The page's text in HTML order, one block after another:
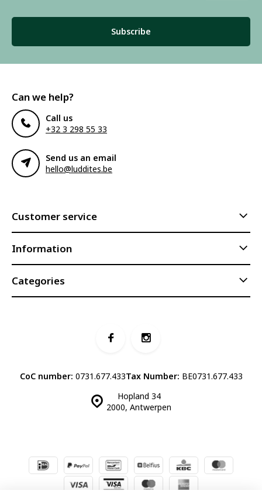
Subscribe
Can we help?
Call us
+32 3 298 55 33
Send us an email
hello@luddites.be
Customer service
Information
Categories
Hopland 34
2000, Antwerpen
CoC number: 0731.677.433Tax Number: BE0731.677.433